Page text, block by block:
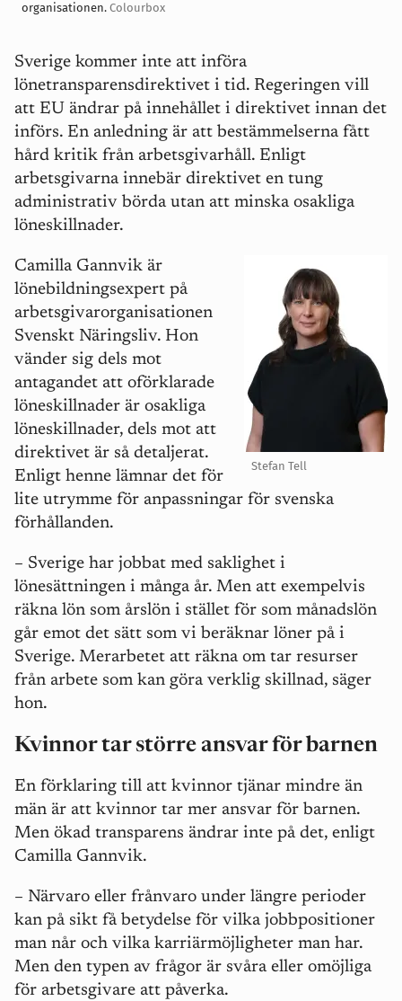
organisationen. Colourbox
Sverige kommer inte att införa
lönetransparensdirektivet i tid. Regeringen vill
att EU ändrar på innehållet i direktivet innan det
införs. En anledning är att bestämmelserna fått
hård kritik från arbetsgivarhåll. Enligt
arbetsgivarna innebär direktivet en tung
administrativ börda utan att minska osakliga
löneskillnader.
Stefan Tell
Camilla Gannvik är
lönebildningsexpert på
arbetsgivarorganisationen
Svenskt Näringsliv. Hon
vänder sig dels mot
antagandet att oförklarade
löneskillnader är osakliga
löneskillnader, dels mot att
direktivet är så detaljerat.
Enligt henne lämnar det för
lite utrymme för anpassningar för svenska
förhållanden.
– Sverige har jobbat med saklighet i
lönesättningen i många år. Men att exempelvis
räkna lön som årslön i stället för som månadslön
går emot det sätt som vi beräknar löner på i
Sverige. Merarbetet att räkna om tar resurser
från arbete som kan göra verklig skillnad, säger
hon.
Kvinnor tar större ansvar för barnen
En förklaring till att kvinnor tjänar mindre än
män är att kvinnor tar mer ansvar för barnen.
Men ökad transparens ändrar inte på det, enligt
Camilla Gannvik.
– Närvaro eller frånvaro under längre perioder
kan på sikt få betydelse för vilka jobbpositioner
man når och vilka karriärmöjligheter man har.
Men den typen av frågor är svåra eller omöjliga
för arbetsgivare att påverka.